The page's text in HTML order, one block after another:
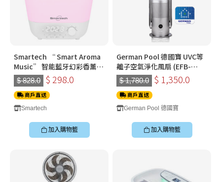
Smartech “ Smart Aroma
Music” 智能藍牙幻彩香薰加
濕機(SA-8003)
$ 828.0 $ 298.0
商戶直送
Smartech
加入購物籃
German Pool 德國寶 UVC等
離子空氣淨化風扇 (EFB-
PC30-SC)
$ 1,780.0 $ 1,350.0
商戶直送
German Pool 德國寶
加入購物籃